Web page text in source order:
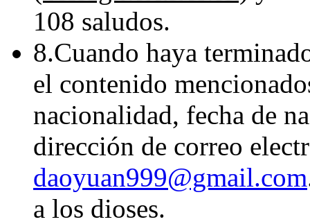
108 saludos.
8.Cuando haya
el contenido
nacionalidad, fecha de
dirección de correo
daoyuan999@gmail.com
a los dioses.